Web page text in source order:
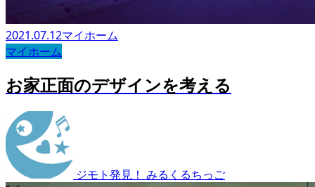
2021.07.12マイホーム
マイホーム
お家正面のデザインを考える
ジモト発見！ みるくるちっご